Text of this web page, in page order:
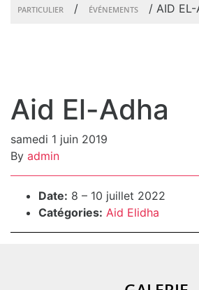
PARTICULIER / ÉVÉNEMENTS / AID
Aid El-Adha
samedi 1 juin 2019
By adminDétails de
Date: 8 – 10 juillet 2022
Catégories: Aid Elidha